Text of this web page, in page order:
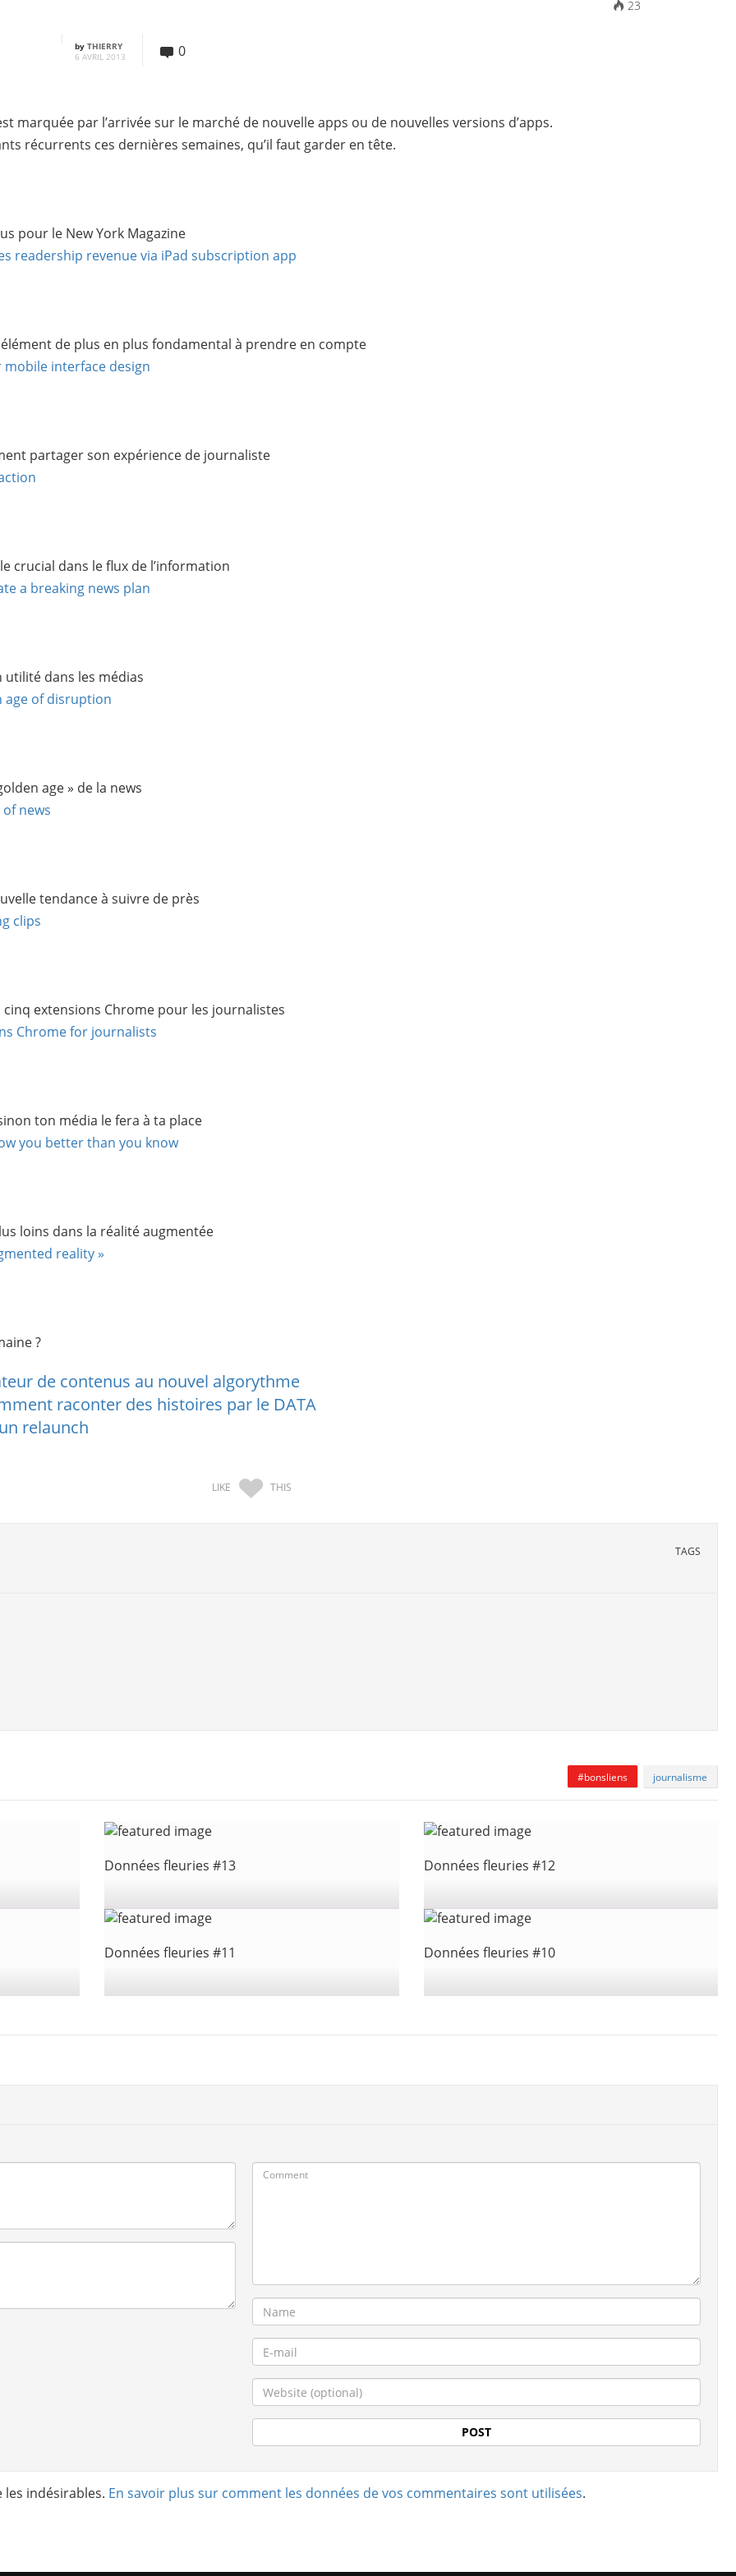
23
byTHIERRY
6 AVRIL 2013
0
marquée par l’arrivée sur le marché de nouvelle apps ou de nouvelles versions d’apps.
récurrents ces dernières semaines, qu’il faut garder en tête.
pour le New York Magazine
readership revenue via iPad subscription app
de plus en plus fondamental à prendre en compte
mobile interface design
partager son expérience de journaliste
crucial dans le flux de l’information
a breaking news plan
dans les médias
age of disruption
age » de la news
of news
tendance à suivre de près
clips
cinq extensions Chrome pour les journalistes
Chrome for journalists
ton média le fera à ta place
you better than you know
loins dans la réalité augmentée
reality »
?
de contenus au nouvel algorythme
raconter des histoires par le DATA
relaunch
LIKE THIS
TAGS
#bonsliens journalisme
Données fleuries #13 Données fleuries #12
Données fleuries #11 Données fleuries #10
indésirables. En savoir plus sur comment les données de vos commentaires sont utilisées.